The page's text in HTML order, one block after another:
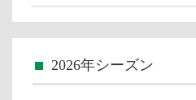
2026年シーズン